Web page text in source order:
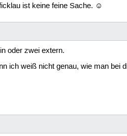
ist keine feine Sache. ☺
oder zwei extern.
ich weiß nicht genau, wie man bei